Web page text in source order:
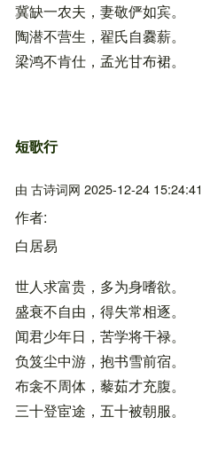
冀缺一农夫，妻敬俨如宾。
陶潜不营生，翟氏自爨薪。
梁鸿不肯仕，孟光甘布裙。
短歌行
由 古诗词网 2025-12-24 15:24:41
作者
白居易
世人求富贵，多为身嗜欲。
盛衰不自由，得失常相逐。
闻君少年日，苦学将干禄。
负笈尘中游，抱书雪前宿。
布衾不周体，藜茹才充腹。
三十登宦途，五十被朝服。